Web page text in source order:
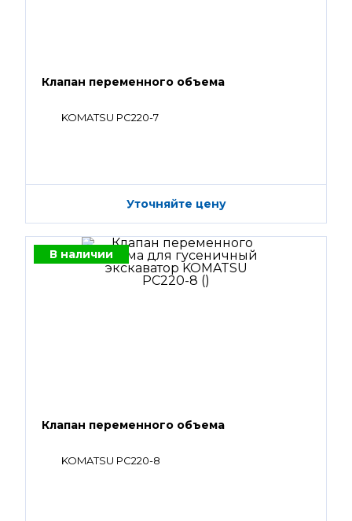
Клапан переменного объема
KOMATSU PC220-7
Уточняйте цену
В наличии
Клапан переменного объема
KOMATSU PC220-8